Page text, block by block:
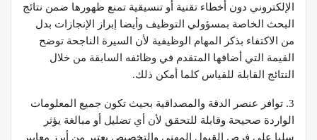
الإلكتروني دون أخطاء تقنية أو تنسيقية تمنع ظهورها ضمن نتائج
البحث الخاصة بمسؤولي التوظيف وأيضا إبراز الإنجازات بدل
من الاكتفاء بذكر المهام الوظيفية لأن السيرة الناجحة توضح
القيمة التي أضافها المتقدم في وظائفه السابقة من خلال
النتائج القابلة للقياس كلما أمكن ذلك.
3. توافر عنصر الدقة والمصداقية بحيث تكون جميع المعلومات
الواردة صحيحة وقابلة للتحقق لأن أي تضليل أو مبالغة يؤثر
سلبا على فرص القبول المهني والتخصيص يعتبر من أبرز معايير